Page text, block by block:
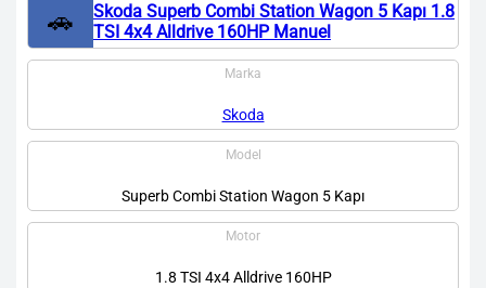
🚗
Skoda Superb Combi Station Wagon 5 Kapı 1.8
TSI 4x4 Alldrive 160HP Manuel
Marka
Skoda
Model
Superb Combi Station Wagon 5 Kapı
Motor
1.8 TSI 4x4 Alldrive 160HP